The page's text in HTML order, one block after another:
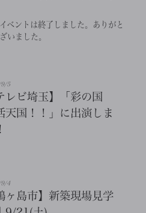
ベントは終了しました。ありがと
いました。
9/5
レビ埼玉】「彩の国
天国！！」に出演しま
9/4
ヶ島市】新築現場見学